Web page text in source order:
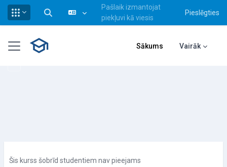
Pārslēgt meklēšanas ievadi
Pašlaik izmantojat
piekļuvi kā viesis
Pieslēgties
Sānu panelis Sākums Vairāk
Šis kurss šobrīd studentiem nav pieejams